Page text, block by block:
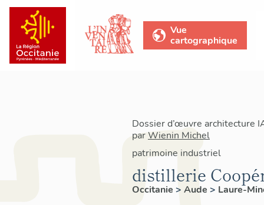
Vue
cartographique
Dossier d’œuvre architecture
parWienin Michel
patrimoine industriel
distillerie
Occitanie > Aude > Laure-